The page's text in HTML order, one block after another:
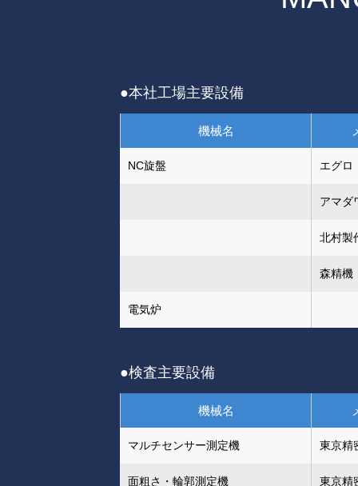
●本社工場主要設備
機械名
NC旋盤 エグロ
アマダ
北村製
森精機
電気炉
●検査主要設備
機械名
マルチセンサー測定機 東京精
面粗さ・輪郭測定機 東京精